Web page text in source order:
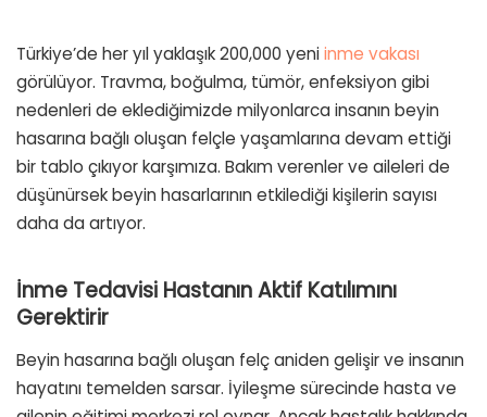
Türkiye’de her yıl yaklaşık 200,000 yeniinme vakası
görülüyor. Travma, boğulma, tümör, enfeksiyon gibi
nedenleri de eklediğimizde milyonlarca insanın beyin
hasarına bağlı oluşan felçle yaşamlarına devam ettiği
bir tablo çıkıyor karşımıza. Bakım verenler ve aileleri de
düşünürsek beyin hasarlarının etkilediği kişilerin sayısı
daha da artıyor.
İnme Tedavisi Hastanın Aktif Katılımını
Gerektirir
Beyin hasarına bağlı oluşan felç aniden gelişir ve insanın
hayatını temelden sarsar. İyileşme sürecinde hasta ve